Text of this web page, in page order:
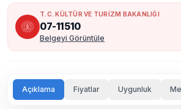
T.C. KÜLTÜR VE TURİZM BAKANLIĞI
07-11510
Belgeyi Görüntüle
Açıklama Fiyatlar Uygunluk